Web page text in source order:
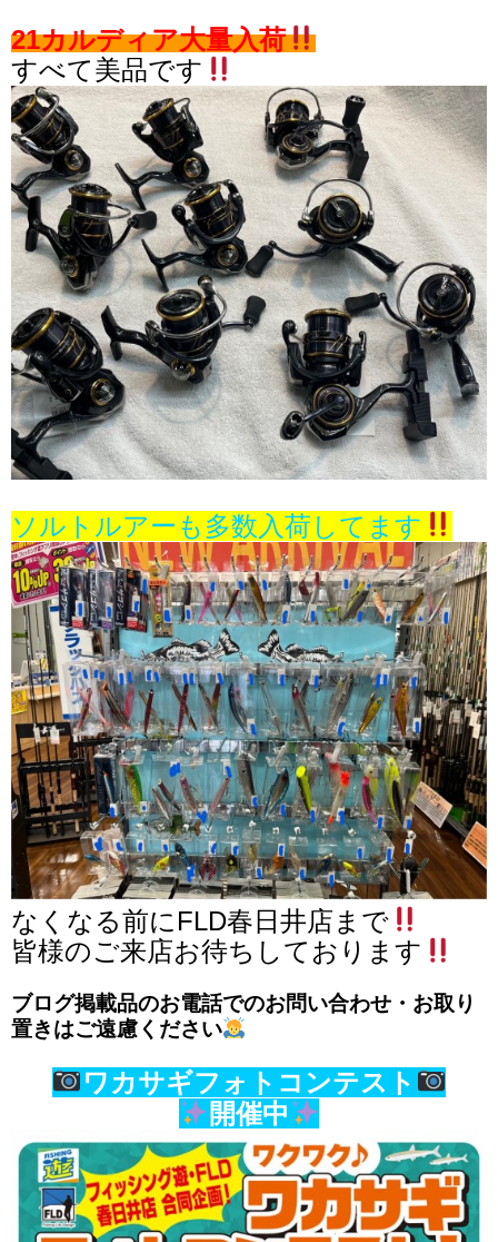
21カルディア大量入荷
すべて美品です
ソルトルアーも多数入荷してます
なくなる前にFLD春日井店まで
皆様のご来店お待ちしております
ブログ掲載品のお電話でのお問い合わせ・お取り
置きはご遠慮ください
ワカサギフォトコンテスト
開催中